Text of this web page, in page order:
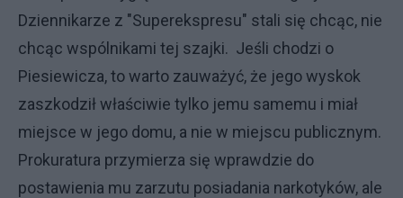
Dziennikarze z "Superekspresu" stali się chcąc, nie
chcąc wspólnikami tej szajki. Jeśli chodzi o
Piesiewicza, to warto zauważyć, że jego wyskok
zaszkodził właściwie tylko jemu samemu i miał
miejsce w jego domu, a nie w miejscu publicznym.
Prokuratura przymierza się wprawdzie do
postawienia mu zarzutu posiadania narkotyków, ale